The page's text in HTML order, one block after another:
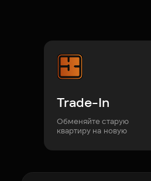
Trade-In
Обменяйте старую
квартиру на новую